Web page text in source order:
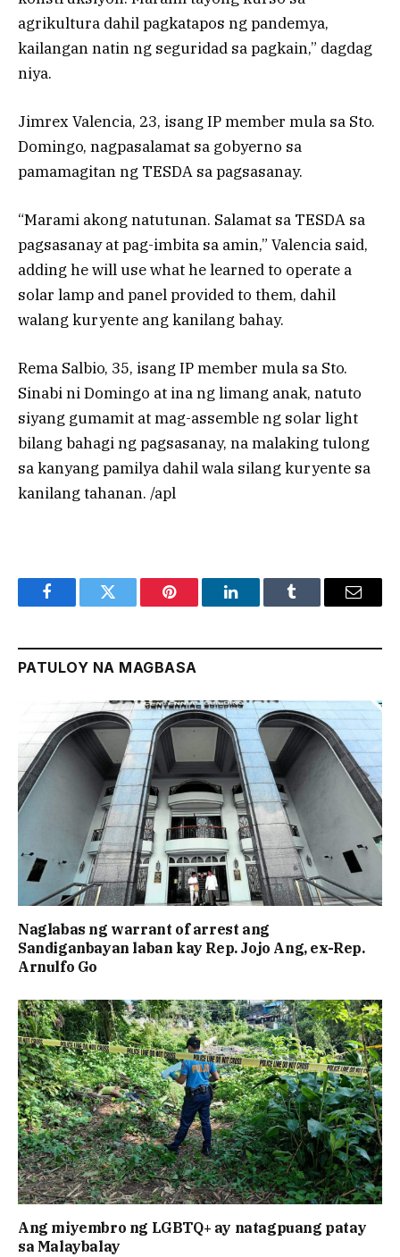
agrikultura dahil pagkatapos ng pandemya,
kailangan natin ng seguridad sa pagkain,” dagdag
niya.
Jimrex Valencia, 23, isang IP member mula sa Sto.
Domingo, nagpasalamat sa gobyerno sa
pamamagitan ng TESDA sa pagsasanay.
“Marami akong natutunan. Salamat sa TESDA sa
pagsasanay at pag-imbita sa amin,” Valencia said,
adding he will use what he learned to operate a
solar lamp and panel provided to them, dahil
walang kuryente ang kanilang bahay.
Rema Salbio, 35, isang IP member mula sa Sto.
Sinabi ni Domingo at ina ng limang anak, natuto
siyang gumamit at mag-assemble ng solar light
bilang bahagi ng pagsasanay, na malaking tulong
sa kanyang pamilya dahil wala silang kuryente sa
kanilang tahanan. /apl
FacebookTwitter Pinterest LinkedInTumblr Email
PATULOY NA MAGBASA
Naglabas ng warrant of arrest ang
Sandiganbayan laban kay Rep. Jojo Ang, ex-Rep.
Arnulfo Go
Ang miyembro ng LGBTQ+ ay natagpuang patay
sa Malaybalay